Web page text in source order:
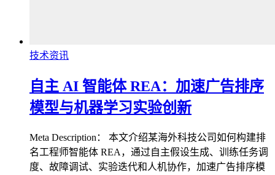
技术资讯
自主 AI 智能体 REA：加速广告排序
模型与机器学习实验创新
Meta Description： 本文介绍某海外科技公司如何构建排
名工程师智能体 REA，通过自主假设生成、训练任务调
度、故障调试、实验迭代和人机协作，加速广告排序模